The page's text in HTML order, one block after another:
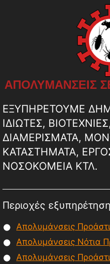
ΑΠΟΛΥΜΑΝΣΕΙΣ
ΕΞΥΠΗΡΕΤΟΥΜΕ
ΙΔΙΩΤΕΣ,
ΔΙΑΜΕΡΙΣΜΑΤΑ,
ΚΑΤΑΣΤΗΜΑΤΑ,
ΝΟΣΟΚΟΜΕΙΑ ΚΤΛ.
Περιοχές
Απολυμάνσεις
Απολυμάνσεις Νότια
Απολυμάνσεις